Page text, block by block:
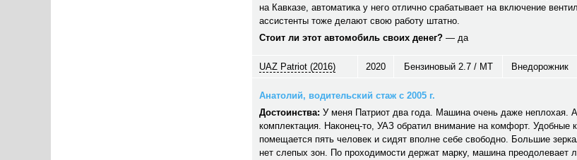
на Кавказе, автоматика у него отлично срабатывает на включение
ассистенты тоже делают свою работу штатно.
Стоит ли этот автомобиль своих денег? — да
UAZ Patriot (2016) 2020 Бензиновый 2.7 / MT Внедорожник
Анатолий, водительский стаж с 2005 г.
Достоинства: У меня Патриот два года. Машина очень даже неплохая.
комплектация. Наконец-то, УАЗ обратил внимание на комфорт. Удобные
помещается пять человек и сидят вполне себе свободно. Большие
нет слепых зон. По проходимости держат марку, машина преодолевает